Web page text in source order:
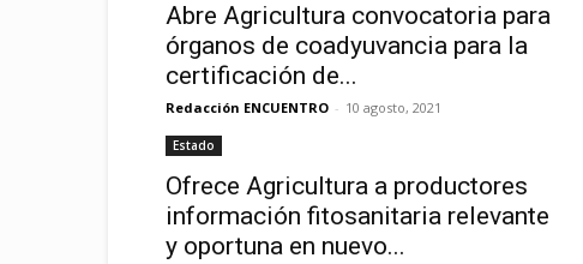
Abre Agricultura convocatoria para
órganos de coadyuvancia para la
certificación de...
Redacción ENCUENTRO - 10 agosto, 2021
Estado
Ofrece Agricultura a productores
información fitosanitaria relevante
y oportuna en nuevo...